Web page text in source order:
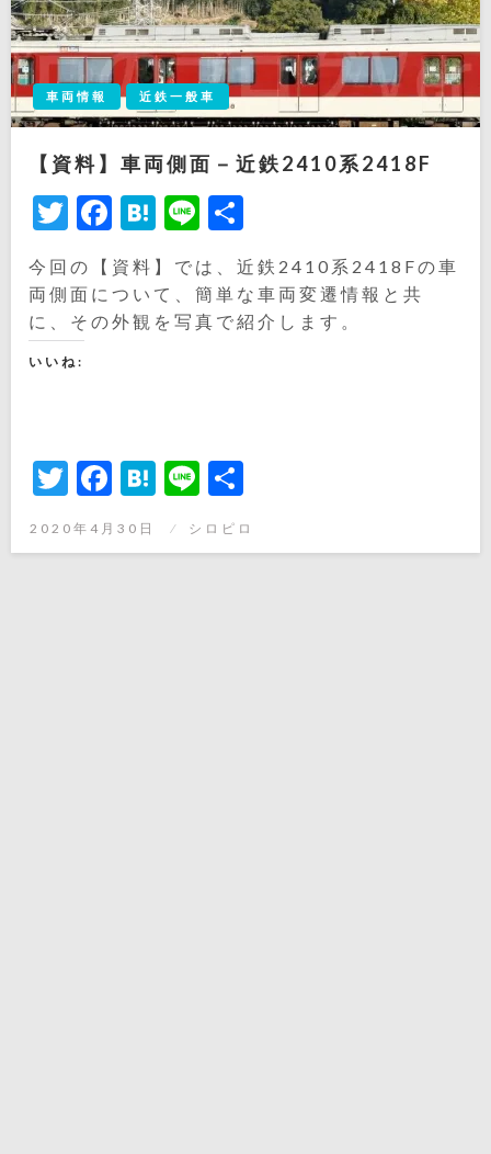
車両情報 近鉄一般車
【資料】車両側面－近鉄2410系2418F
Twitter
Facebook
Hatena
Line
有
今回の【資料】では、近鉄2410系2418Fの車
両側面について、簡単な車両変遷情報と共
に、その外観を写真で紹介します。
いいね:
Twitter
Facebook
Hatena
Line
有
投
日:
2020年4月30日 シロピロ